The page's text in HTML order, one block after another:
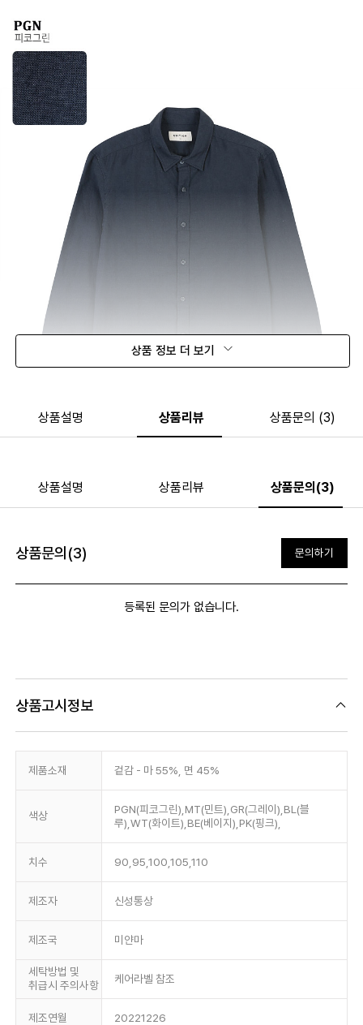
상품 정보 더 보기
상품설명 상품리뷰 상품문의 (3)
상품설명 상품리뷰 상품문의(3)
상품문의(3) 문의하기
등록된 문의가 없습니다.
상품고시정보
제품소재 겉감 - 마 55%, 면 45%
색상
PGN(피코그린),MT(민트),GR(그레이),BL(블
루),WT(화이트),BE(베이지),PK(핑크),
치수 90,95,100,105,110
제조자 신성통상
제조국 미얀마
세탁방법 및
취급시 주의사항
케어라벨 참조
제조연월 20221226